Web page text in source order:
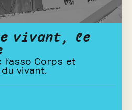
vivant, le
Corps et
vivant.